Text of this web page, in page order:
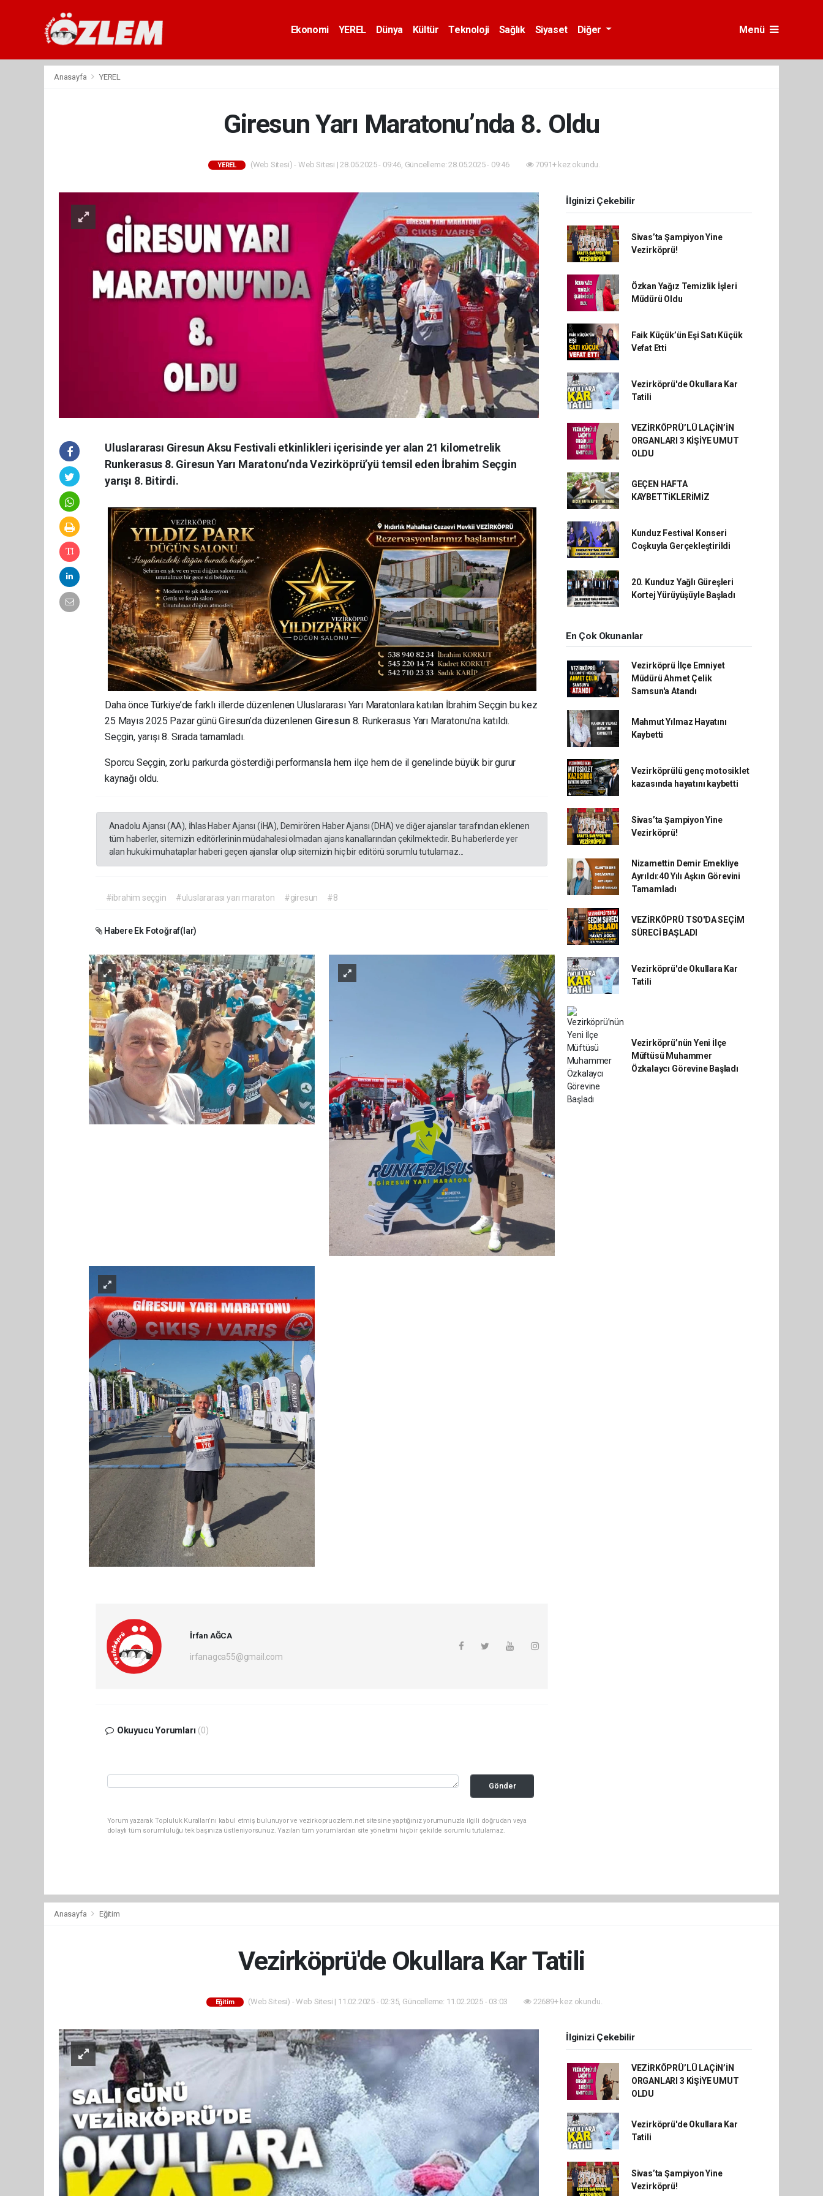
Ekonomi YEREL Dünya Kültür Teknoloji Sağlık Siyaset Diğer Menü
Anasayfa YEREL
Giresun Yarı Maratonu’nda 8. Oldu
YEREL (Web Sitesi) - Web Sitesi | 28.05.2025 - 09:46, Güncelleme: 28.05.2025 - 09:46 7091+ kez okundu.
Uluslararası Giresun Aksu Festivali etkinlikleri içerisinde yer alan 21 kilometrelik
Runkerasus 8. Giresun Yarı Maratonu’nda Vezirköprü’yü temsil eden İbrahim Seçgin
yarışı 8. Bitirdi.
Daha önce Türkiye’de farklı illerde düzenlenen Uluslararası Yarı Maratonlara katılan İbrahim Seçgin bu kez
25 Mayıs 2025 Pazar günü Giresun’da düzenlenen Giresun 8. Runkerasus Yarı Maratonu'na katıldı.
Seçgin, yarışı 8. Sırada tamamladı.
Sporcu Seçgin, zorlu parkurda gösterdiği performansla hem ilçe hem de il genelinde büyük bir gurur
kaynağı oldu.
Anadolu Ajansı (AA), İhlas Haber Ajansı (İHA), Demirören Haber Ajansı (DHA) ve diğer ajanslar tarafından eklenen
tüm haberler, sitemizin editörlerinin müdahalesi olmadan ajans kanallarından çekilmektedir. Bu haberlerde yer
alan hukuki muhataplar haberi geçen ajanslar olup sitemizin hiç bir editörü sorumlu tutulamaz...
#ibrahim seçgin #uluslararası yarı maraton #giresun #8
Habere Ek Fotoğraf(lar)
İrfan AĞCA
irfanagca55@gmail.com
Okuyucu Yorumları (0)
Gönder
Yorum yazarak Topluluk Kuralları’nı kabul etmiş bulunuyor ve vezirkopruozlem.net sitesine yaptığınız yorumunuzla ilgili doğrudan veya
dolaylı tüm sorumluluğu tek başınıza üstleniyorsunuz. Yazılan tüm yorumlardan site yönetimi hiçbir şekilde sorumlu tutulamaz.
İlginizi Çekebilir
Sivas’ta Şampiyon Yine
Vezirköprü!
Özkan Yağız Temizlik İşleri
Müdürü Oldu
Faik Küçük’ün Eşi Satı Küçük
Vefat Etti
Vezirköprü'de Okullara Kar
Tatili
VEZİRKÖPRÜ’LÜ LAÇİN’İN
ORGANLARI 3 KİŞİYE UMUT
OLDU
GEÇEN HAFTA
KAYBETTİKLERİMİZ
Kunduz Festival Konseri
Coşkuyla Gerçekleştirildi
20. Kunduz Yağlı Güreşleri
Kortej Yürüyüşüyle Başladı
En Çok Okunanlar
Vezirköprü İlçe Emniyet
Müdürü Ahmet Çelik
Samsun'a Atandı
Mahmut Yılmaz Hayatını
Kaybetti
Vezirköprülü genç motosiklet
kazasında hayatını kaybetti
Sivas’ta Şampiyon Yine
Vezirköprü!
Nizamettin Demir Emekliye
Ayrıldı:40 Yılı Aşkın Görevini
Tamamladı
VEZİRKÖPRÜ TSO'DA SEÇİM
SÜRECİ BAŞLADI
Vezirköprü'de Okullara Kar
Tatili
Vezirköprü’nün Yeni İlçe
Müftüsü Muhammer
Özkalaycı Görevine Başladı
Anasayfa Eğitim
Vezirköprü'de Okullara Kar Tatili
Eğitim (Web Sitesi) - Web Sitesi | 11.02.2025 - 02:35, Güncelleme: 11.02.2025 - 03:03 22689+ kez okundu.
İlginizi Çekebilir
VEZİRKÖPRÜ’LÜ LAÇİN’İN
ORGANLARI 3 KİŞİYE UMUT
OLDU
Vezirköprü'de Okullara Kar
Tatili
Sivas’ta Şampiyon Yine
Vezirköprü!